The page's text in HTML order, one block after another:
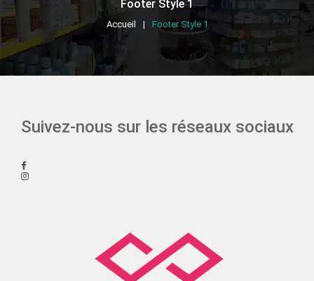
Footer Style 1
Accueil Footer Style 1
Suivez-nous sur les réseaux sociaux